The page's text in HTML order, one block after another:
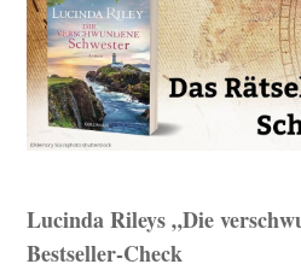
Lucinda Rileys „Die
Bestseller-Check